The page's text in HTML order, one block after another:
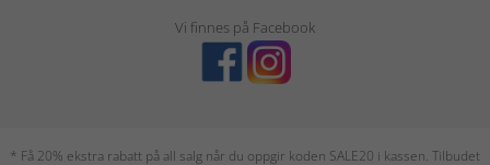
Vi finnes på Facebook
* Få 20% ekstra rabatt på all salg når du oppgir koden SALE20 i kassen. Tilbudet